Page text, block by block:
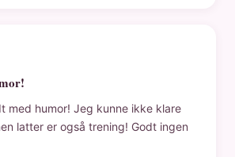
med humor! Jeg kunne ikke klare
latter er også trening! Godt ingen